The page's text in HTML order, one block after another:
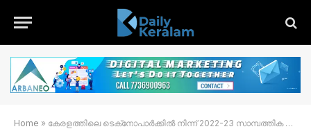
Home » കേരളത്തിലെ ടെക്‌നോപാർക്കിൽ നിന്ന് 2022-23 സാമ്പത്തിക വർഷത്തിൽ 11,630 കോടി രൂപയുടെ സോഫ്‌റ്റ്‌വെയർ കയറ്റുമതി നടന്നു.